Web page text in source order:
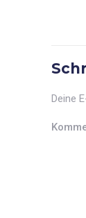
Deine